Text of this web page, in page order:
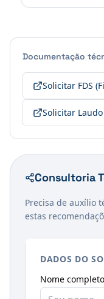
Documentação
Solicitar FDS
Solicitar
Consultoria
Precisa de auxílio
estas
DADOS DO
Nome